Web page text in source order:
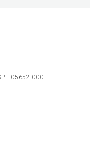
- 05652-000